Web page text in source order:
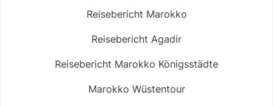
Reisebericht Marokko
Reisebericht Agadir
Reisebericht Marokko Königsstädte
Marokko Wüstentour